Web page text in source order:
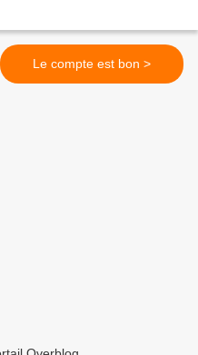
Le compte est bon >